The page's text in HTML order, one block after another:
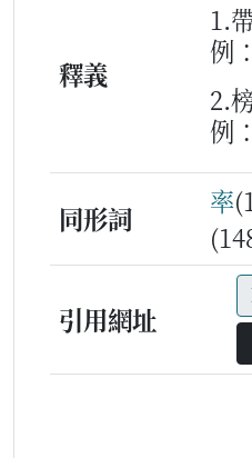
釋義
1.
例：
2.
例
同形詞 率
引用網址